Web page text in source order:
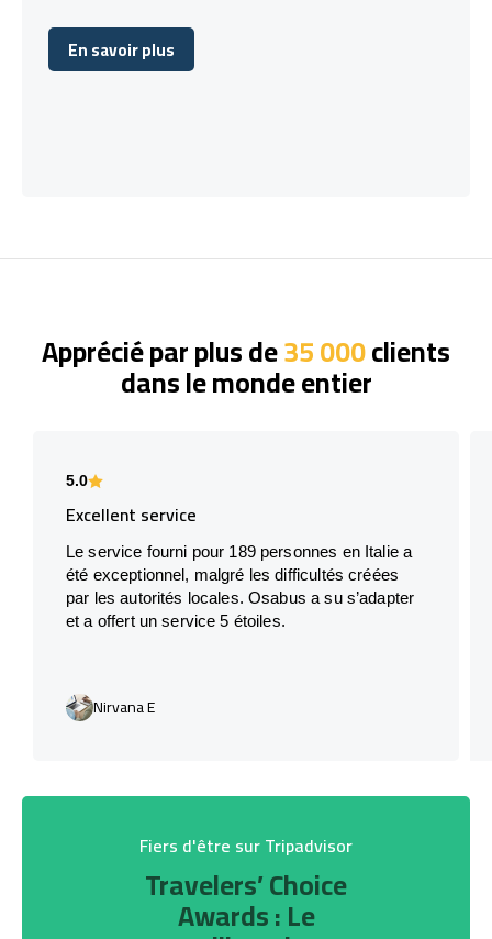
En savoir plus
En savoir plus
Apprécié par plus de35 000clients
dans le monde entier
5.0
Excellent service
Le service fourni pour 189 personnes en Italie a
été exceptionnel, malgré les difficultés créées
par les autorités locales. Osabus a su s’adapter
et a offert un service 5 étoiles.
Nirvana E
Fiers d'être sur Tripadvisor
Travelers’ Choice
Awards : Le